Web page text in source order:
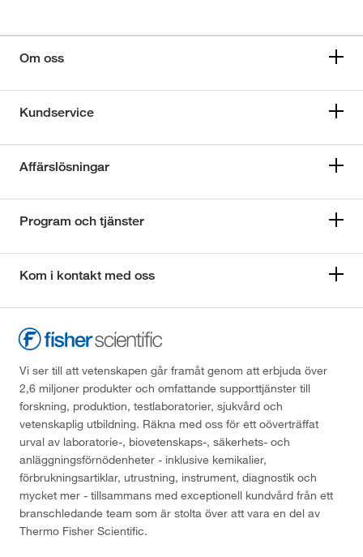
Om oss
Kundservice
Affärslösningar
Program och tjänster
Kom i kontakt med oss
Vi ser till att vetenskapen går framåt genom att erbjuda över
2,6 miljoner produkter och omfattande supporttjänster till
forskning, produktion, testlaboratorier, sjukvård och
vetenskaplig utbildning. Räkna med oss för ett oöverträffat
urval av laboratorie-, biovetenskaps-, säkerhets- och
anläggningsförnödenheter - inklusive kemikalier,
förbrukningsartiklar, utrustning, instrument, diagnostik och
mycket mer - tillsammans med exceptionell kundvård från ett
branschledande team som är stolta över att vara en del av
Thermo Fisher Scientific.